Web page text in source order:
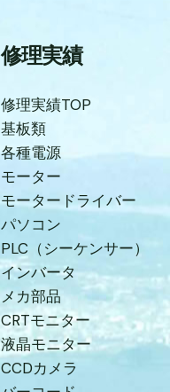
修理実績
修理実績TOP
基板類
各種電源
モーター
モータードライバー
パソコン
PLC（シーケンサー）
インバータ
メカ部品
CRTモニター
液晶モニター
CCDカメラ